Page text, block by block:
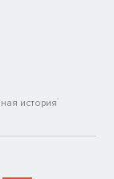
история